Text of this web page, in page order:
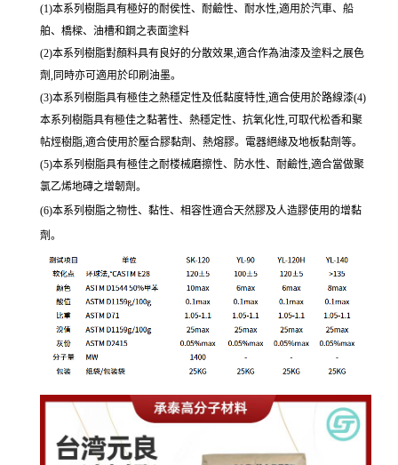
(1)本系列樹脂具有極好的耐侯性、耐鹼性、耐水性,適用於汽車、船
舶、橋樑、油槽和鋼之表面塗料
(2)本系列樹脂對顏料具有良好的分散效果,適合作為油漆及塗料之展色
劑,同時亦可適用於印刷油墨。
(3)本系列樹脂具有極佳之熱穩定性及低黏度特性,適合使用於路線漆(4)
本系列樹脂具有極佳之黏著性、熱穩定性、抗氧化性,可取代松香和聚
帖烴樹脂,適合使用於壓合膠黏劑、熱熔膠。電器絕緣及地板黏劑等。
(5)本系列樹脂具有極佳之耐楼械磨擦性、防水性、耐鹼性,適合當做聚
氯乙烯地磚之增韌劑。
(6)本系列樹脂之物性、黏性、相容性適合天然膠及人造膠使用的增黏
劑。